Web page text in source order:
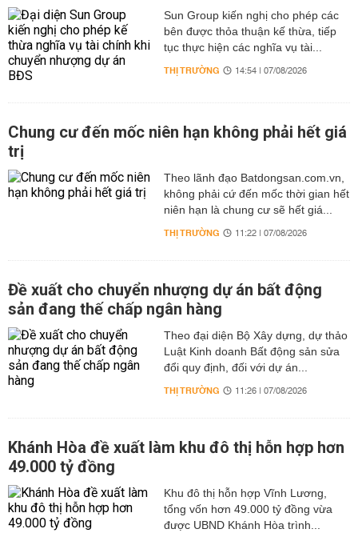
Sun Group kiến nghị cho phép các
bên được thỏa thuận kế thừa, tiếp
tục thực hiện các nghĩa vụ tài...
THỊ TRƯỜNG 14:54 | 07/08/2026
Chung cư đến mốc niên hạn không phải hết giá
trị
Theo lãnh đạo Batdongsan.com.vn,
không phải cứ đến mốc thời gian hết
niên hạn là chung cư sẽ hết giá...
THỊ TRƯỜNG 11:22 | 07/08/2026
Đề xuất cho chuyển nhượng dự án bất động
sản đang thế chấp ngân hàng
Theo đại diện Bộ Xây dựng, dự thảo
Luật Kinh doanh Bất động sản sửa
đổi quy định, đối với dự án...
THỊ TRƯỜNG 11:26 | 07/08/2026
Khánh Hòa đề xuất làm khu đô thị hỗn hợp hơn
49.000 tỷ đồng
Khu đô thị hỗn hợp Vĩnh Lương,
tổng vốn hơn 49.000 tỷ đồng vừa
được UBND Khánh Hòa trình...